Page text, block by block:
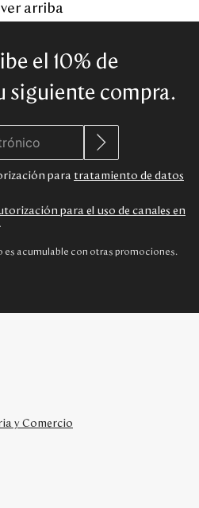
arriba
el 10% de
siguiente compra.
para tratamiento de datos
para el uso de canales en
.
es acumulable con otras promociones.
y Comercio